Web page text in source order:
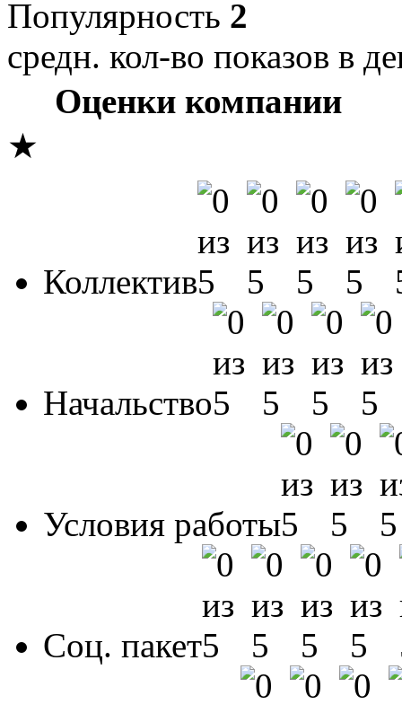
Популярность 2
средн. кол-во показов в
Оценки компании
★
Коллектив
Начальство
Условия работы
Соц. пакет